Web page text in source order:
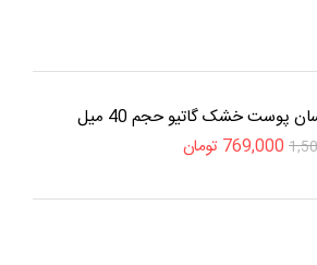
پوست خشک گاتیو حجم 40 میل
769,000 تومان